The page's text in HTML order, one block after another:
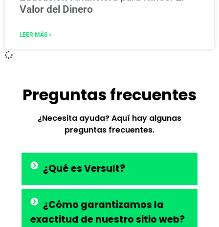
Valor del Dinero
LEER MÁS »
Preguntas frecuentes
¿Necesita ayuda? Aquí hay algunas
preguntas frecuentes.
¿Qué es Versult?
¿Cómo garantizamos la
exactitud de nuestro sitio web?